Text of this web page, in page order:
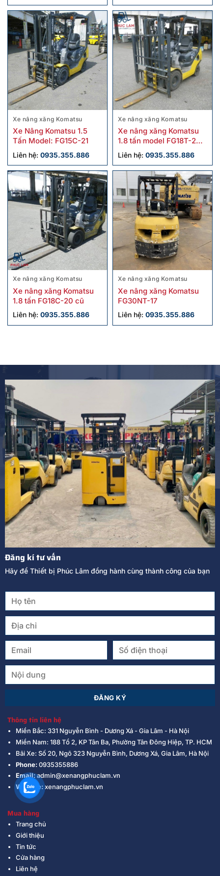
Xe nâng xăng Komatsu
Xe Nâng Komatsu 1.5
Tấn Model: FG15C-21
Liên hệ: 0935.355.886
Xe nâng xăng Komatsu
Xe nâng xăng Komatsu
1.8 tấn model FG18T-20
cũ
Liên hệ: 0935.355.886
Xe nâng xăng Komatsu
Xe nâng xăng Komatsu
1.8 tấn FG18C-20 cũ
Liên hệ: 0935.355.886
Xe nâng xăng Komatsu
Xe nâng xăng Komatsu
FG30NT-17
Liên hệ: 0935.355.886
Đăng kí tư vấn
Hãy để Thiết bị Phúc Lâm đồng hành cùng thành công của bạn
Thông tin liên hệ
Miền Bắc: 331 Nguyễn Bình - Dương Xá - Gia Lâm - Hà Nội
Miền Nam: 188 Tổ 2, KP Tân Ba, Phường Tân Đông Hiệp, TP. HCM
Bãi Xe: Số 20, Ngõ 323 Nguyễn Bình, Dương Xá, Gia Lâm, Hà Nội
Phone:0935355886
Email:admin@xenangphuclam.vn
Website: xenangphuclam.vn
Mua hàng
Trang chủ
Giới thiệu
Tin tức
Cửa hàng
Liên hệ